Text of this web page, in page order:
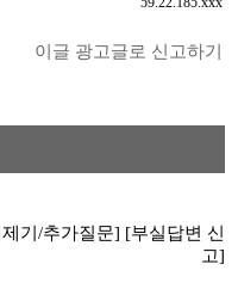
이글 광고글로 신고하기
기/추가질문] [부실답변 신
고]